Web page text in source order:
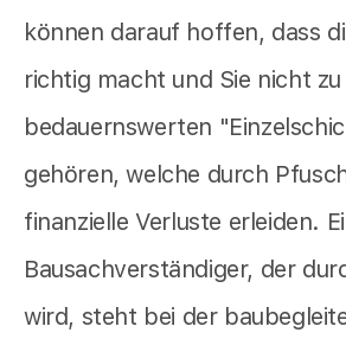
können darauf hoffen, dass
richtig macht und Sie nicht
bedauernswerten
gehören, welche durch
finanzielle Verluste erleiden.
Bausachverständiger, der
wird, steht bei der